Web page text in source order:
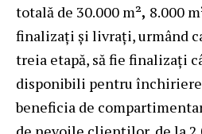
totală de 30.000 m², 8.000
finalizați și livrați, urmând
treia etapă, să fie finalizați
disponibili pentru
beneficia de